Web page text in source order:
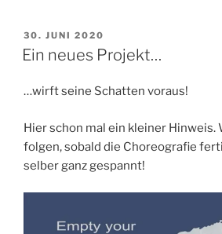
VERÖFFENTLICHT
AM
30. JUNI 2020
Ein neues Projekt…
…wirft seine Schatten voraus!
Hier schon mal ein kleiner Hinweis.
folgen, sobald die Choreografie
selber ganz gespannt!